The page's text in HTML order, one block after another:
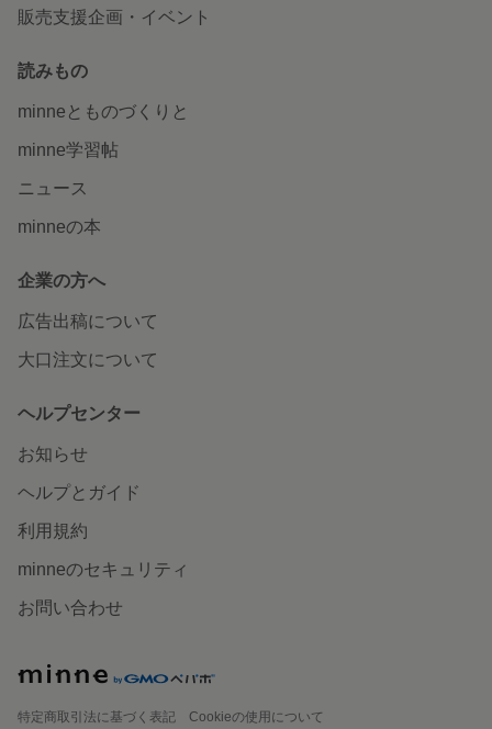
販売支援企画・イベント
読みもの
minneとものづくりと
minne学習帖
ニュース
minneの本
企業の方へ
広告出稿について
大口注文について
ヘルプセンター
お知らせ
ヘルプとガイド
利用規約
minneのセキュリティ
お問い合わせ
特定商取引法に基づく表記
Cookieの使用について